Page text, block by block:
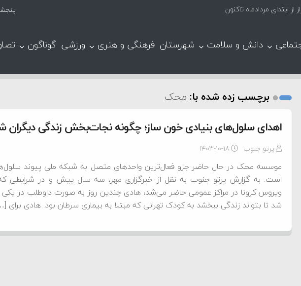
پنجشنبه ,
دانش و سلامت شهرستان فرهنگی و هنری ورزشی گوناگون
برچسب زده شده با: محک
اهدای سلول‌های بنیادی خون ساز؛ چگونه نجات‌بخش زندگی دیگران
پرتو جنوب ۱۴۰۳-۱۰-۱۸
موسسه محک در حال حاضر جزو فعال‌ترین واحدهای متصل به شبکه ملی پیوند
است. به گزارش پرتو جنوب به نقل از خبرگزاری مهر، سه سال پیش و در شرایطی
ویروس کرونا در مراکز عمومی حاضر می‌شد، هادی چندین روز به صورت داوطلب در یکی
شد تا بتواند زندگی ببخشد به کودک تهرانی که مبتلا به بیماری سرطان بود. هادی برای